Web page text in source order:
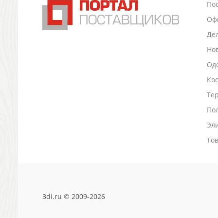
Промо
Антистрессы
Визитницы настольные
3di.ru © 2009-2026